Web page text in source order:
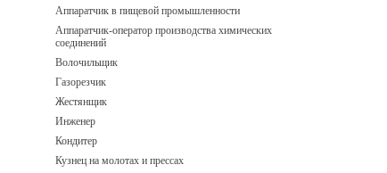
Аппаратчик в пищевой промышленности
Аппаратчик-оператор производства химических
соединений
Волочильщик
Газорезчик
Жестянщик
Инженер
Кондитер
Кузнец на молотах и прессах